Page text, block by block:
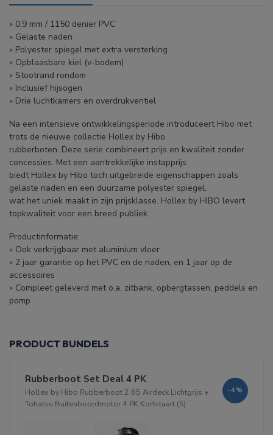
» 0.9 mm / 1150 denier PVC
» Gelaste naden
» Polyester spiegel met extra versterking
» Opblaasbare kiel (v-bodem)
» Stootrand rondom
» Inclusief hijsogen
» Drie luchtkamers en overdrukventiel
Na een intensieve ontwikkelingsperiode introduceert Hibo met
trots de nieuwe collectie Hollex by Hibo
rubberboten. Deze serie combineert prijs en kwaliteit zonder
concessies. Met een aantrekkelijke instapprijs
biedt Hollex by Hibo toch uitgebreide eigenschappen zoals
gelaste naden en een duurzame polyester spiegel,
wat het uniek maakt in zijn prijsklasse. Hollex by HIBO levert
topkwaliteit voor een breed publiek.
Productinformatie:
» Ook verkrijgbaar met aluminium vloer
» 2 jaar garantie op het PVC en de naden, en 1 jaar op de
accessoires
» Compleet geleverd met o.a. zitbank, opbergtassen, peddels en
pomp
PRODUCT BUNDELS
Rubberboot Set Deal 4 PK
Hollex by Hibo Rubberboot 2.65 Airdeck Lichtgrijs +
Tohatsu Buitenboordmotor 4 PK Kortstaart (S)
-4%